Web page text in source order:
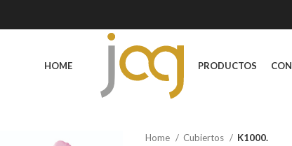
HOME PRODUCTOS
Home Cubiertos K1000.